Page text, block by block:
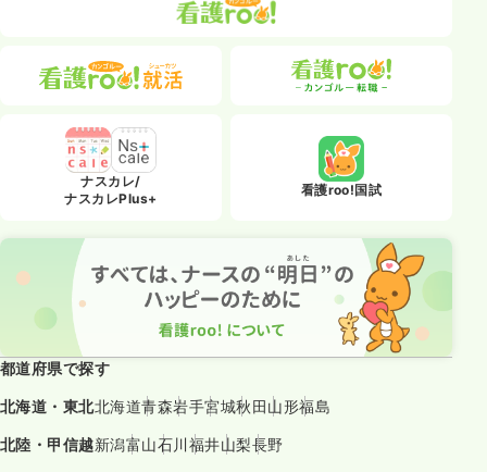
ナスカレ/
ナスカレPlus+
看護roo!国試
都道府県で探す
北海道・東北北海道青森岩手宮城秋田 山形福島
北陸・甲信越新潟富山石川 福井山梨長野